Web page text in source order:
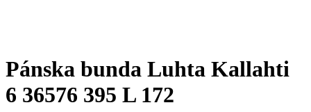
Pánska bunda Luhta Kallahti
6 36576 395 L 172